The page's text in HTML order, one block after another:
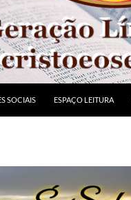
SOCIAIS ESPAÇO LEITURA